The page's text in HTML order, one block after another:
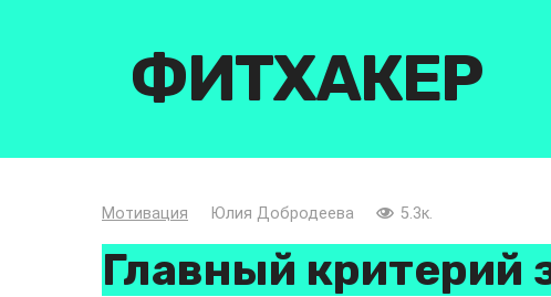
ФИТХАКЕР
Мотивация Юлия Добродеева 5.3к.
Главный критерий